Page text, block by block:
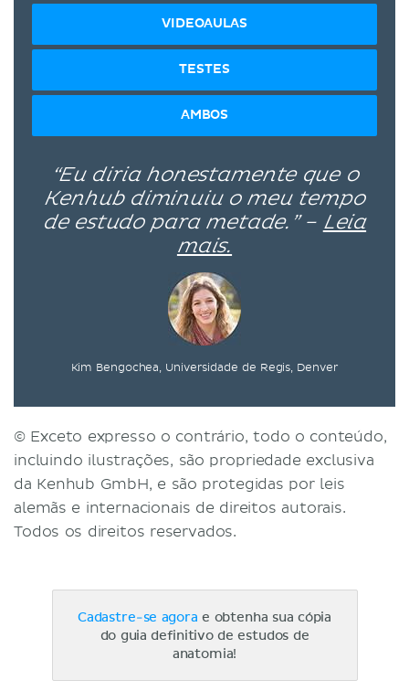
VIDEOAULAS
TESTES
AMBOS
“Eu diria honestamente que o
Kenhub diminuiu o meu tempo
de estudo para metade.” – Leia
mais.
Kim Bengochea, Universidade de Regis, Denver
© Exceto expresso o contrário, todo o conteúdo,
incluindo ilustrações, são propriedade exclusiva
da Kenhub GmbH, e são protegidas por leis
alemãs e internacionais de direitos autorais.
Todos os direitos reservados.
Cadastre-se agora e obtenha sua cópia
do guia definitivo de estudos de
anatomia!